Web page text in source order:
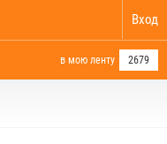
Вход
в мою ленту 2679